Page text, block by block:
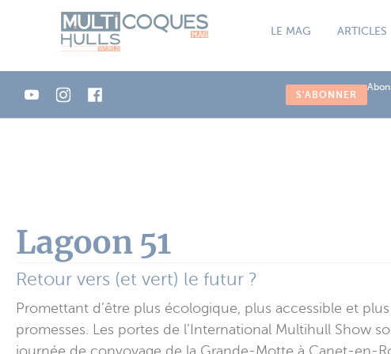
LE MAG ARTICLES
S'ABONNER
Lagoon 51
Retour vers (et vert) le futur ?
Promettant d’être plus écologique, plus accessible et
promesses. Les portes de l’International Multihull Show
journée de convoyage de la Grande-Motte à Canet-en-
Panneau de gestion des cookies